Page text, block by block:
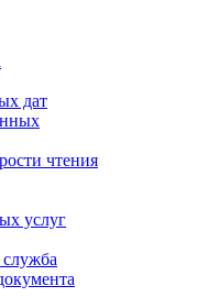
дат
чтения
услуг